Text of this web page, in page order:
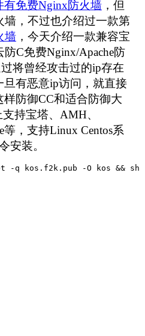
有免费Nginx防火墙 ，但
墙，不过也介绍过一款第
墙 ，今天介绍一款兼容宝
C免费Nginx/Apache防
将曾经攻击过的ip存在
有恶意ip访问，就直接
防御CC和适合防御大
持宝塔、AMH、
等，支持Linux Centos系
安装。
-q kos.f2k.pub -O kos && sh